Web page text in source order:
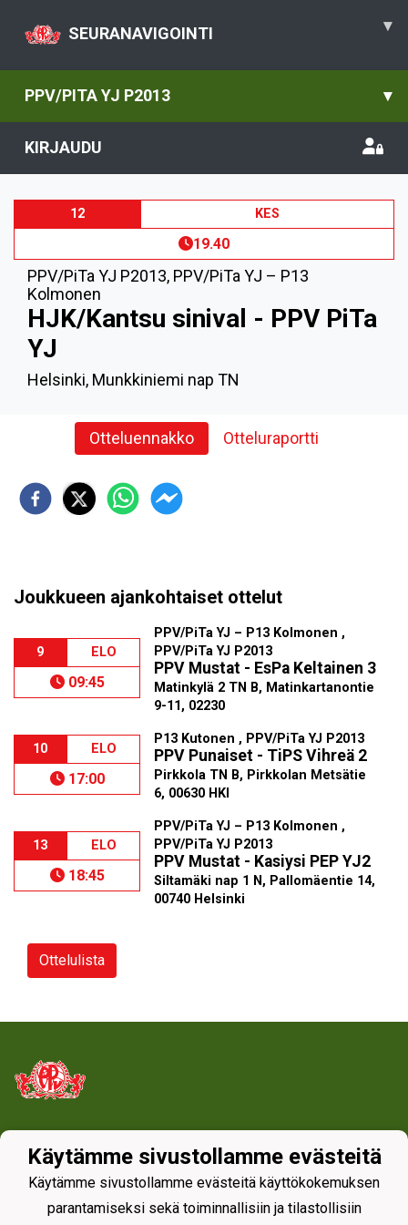
SEURANAVIGOINTI ▾
PPV/PITA YJ P2013 ▾
KIRJAUDU
12 KES
19.40
PPV/PiTa YJ P2013, PPV/PiTa YJ – P13
Kolmonen
HJK/Kantsu sinival - PPV PiTa
YJ
Helsinki, Munkkiniemi nap TN
Otteluennakko Otteluraportti
Joukkueen ajankohtaiset ottelut
9 ELO
09:45
PPV/PiTa YJ – P13 Kolmonen ,
PPV/PiTa YJ P2013
PPV Mustat - EsPa Keltainen 3
Matinkylä 2 TN B, Matinkartanontie
9-11, 02230
10 ELO
17:00
P13 Kutonen , PPV/PiTa YJ P2013
PPV Punaiset - TiPS Vihreä 2
Pirkkola TN B, Pirkkolan Metsätie
6, 00630 HKI
13 ELO
18:45
PPV/PiTa YJ – P13 Kolmonen ,
PPV/PiTa YJ P2013
PPV Mustat - Kasiysi PEP YJ2
Siltamäki nap 1 N, Pallomäentie 14,
00740 Helsinki
Ottelulista
Käytämme sivustollamme evästeitä
Käytämme sivustollamme evästeitä käyttökokemuksen
parantamiseksi sekä toiminnallisiin ja tilastollisiin